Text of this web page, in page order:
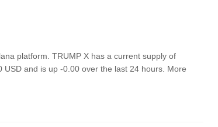
platform. TRUMP X has a current supply of
and is up -0.00 over the last 24 hours. More